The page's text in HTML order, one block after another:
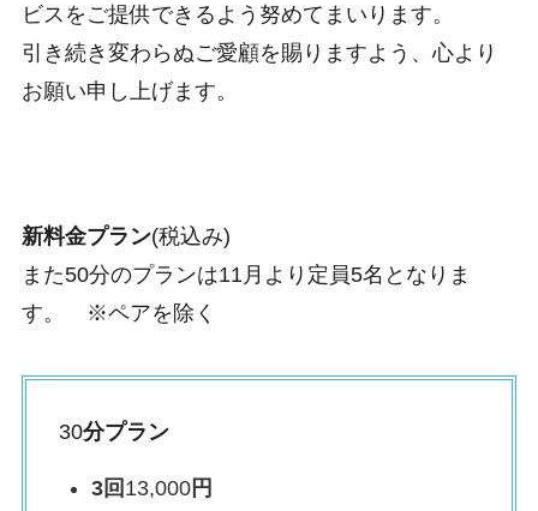
ビスをご提供できるよう努めてまいります。
引き続き変わらぬご愛顧を賜りますよう、心より
お願い申し上げます。
新料金プラン(税込み)
また50分のプランは11月より定員5名となりま
す。 ※ペアを除く
30分プラン
3回 13,000円